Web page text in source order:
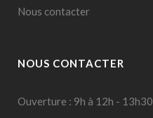
Nous contacter
NOUS CONTACTER
Ouverture : 9h à 12h -